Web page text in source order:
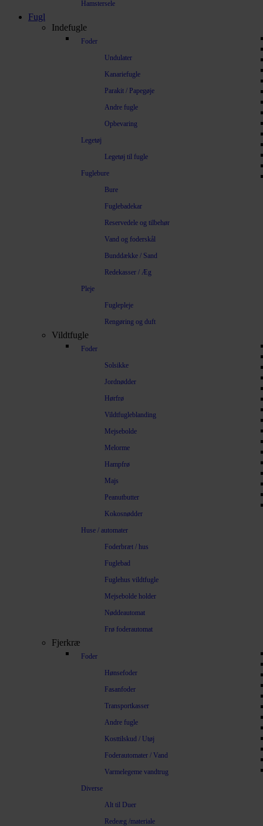
Hamstersele
Fugl
Indefugle
Foder
Undulater
Kanariefugle
Parakit / Papegøje
Andre fugle
Opbevaring
Legetøj
Legetøj til fugle
Fuglebure
Bure
Fuglebadekar
Reservedele og tilbehør
Vand og foderskål
Bunddække / Sand
Redekasser / Æg
Pleje
Fuglepleje
Rengøring og duft
Vildtfugle
Foder
Solsikke
Jordnødder
Hørfrø
Vildtfugleblanding
Mejsebolde
Melorme
Hampfrø
Majs
Peanutbutter
Kokosnødder
Huse / automater
Foderbræt / hus
Fuglebad
Fuglehus vildtfugle
Mejsebolde holder
Nøddeautomat
Frø foderautomat
Fjerkræ
Foder
Hønsefoder
Fasanfoder
Transportkasser
Andre fugle
Kosttilskud / Utøj
Foderautomater / Vand
Varmelegeme vandtrug
Diverse
Alt til Duer
Redeæg /materiale